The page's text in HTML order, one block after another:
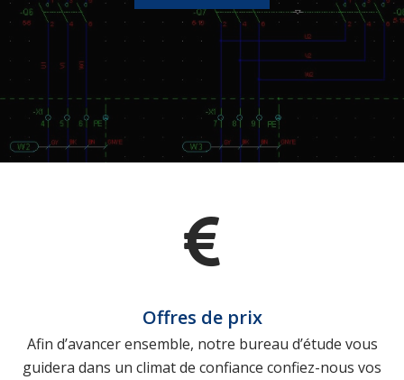
Offres de prix
Afin d’avancer ensemble, notre bureau d’étude vous
guidera dans un climat de confiance confiez-nous vos